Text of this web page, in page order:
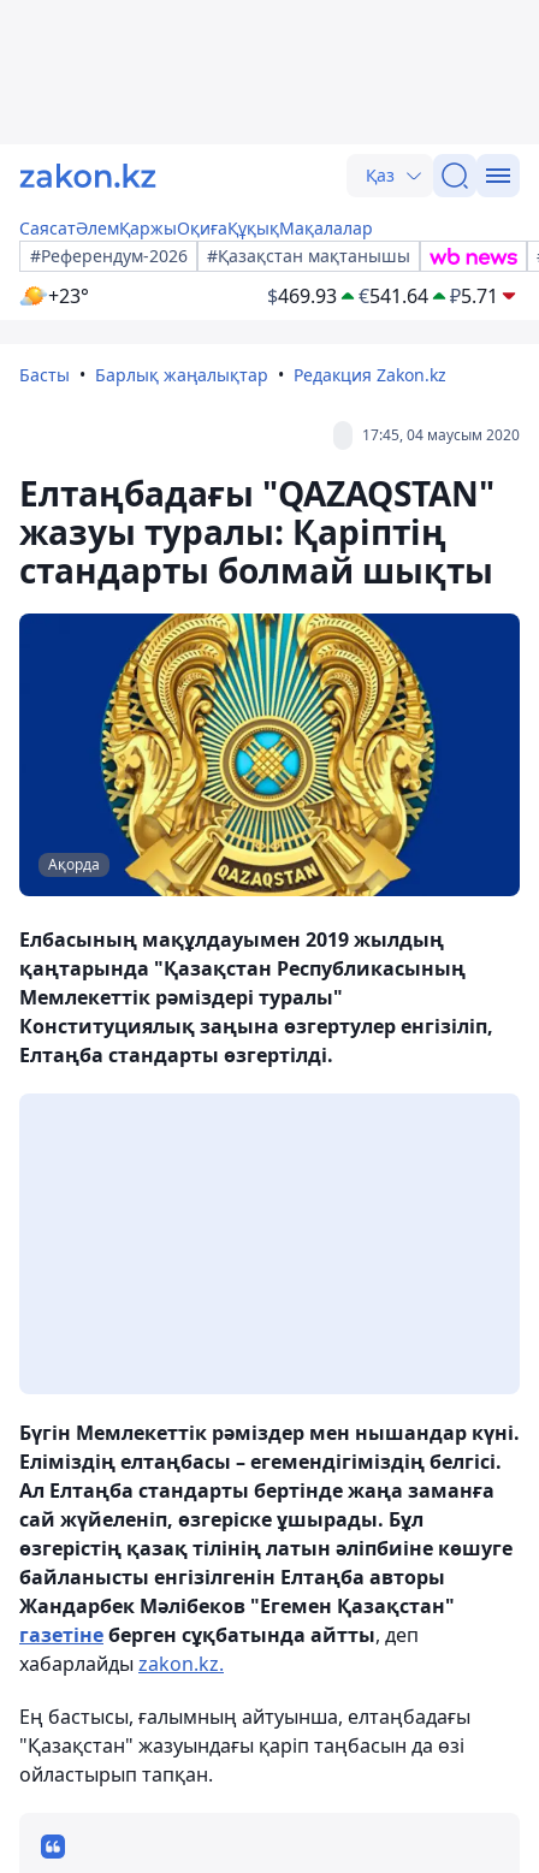
Қаз
СаясатӘлемҚаржыОқиғаҚұқықМақалалар
#Референдум-2026
#Қазақстан мақтанышы
+23° $469.93 €541.64 ₽5.71
Басты Барлық жаңалықтар Редакция Zakon.kz
17:45, 04 маусым 2020
Елтаңбадағы "QAZAQSTAN"
жазуы туралы: Қаріптің
стандарты болмай шықты
Ақорда
Елбасының мақұлдауымен 2019 жылдың
қаңтарында "Қазақстан Республикасының
Мемлекеттік рәміздері туралы"
Конституциялық заңына өзгертулер енгізіліп,
Елтаңба стандарты өзгертілді.
Бүгін Мемлекеттік рәміздер мен нышандар күні.
Еліміздің елтаңбасы – егемендігіміздің белгісі.
Ал Елтаңба стандарты бертінде жаңа заманға
сай жүйеленіп, өзгеріске ұшырады. Бұл
өзгерістің қазақ тілінің латын әліпбиіне көшуге
байланысты енгізілгенін Елтаңба авторы
Жандарбек Мәлібеков "Егемен Қазақстан"
газетінеберген сұқбатында айтты, деп
хабарлайды zakon.kz.
Ең бастысы, ғалымның айтуынша, елтаңбадағы
"Қазақстан" жазуындағы қаріп таңбасын да өзі
ойластырып тапқан.